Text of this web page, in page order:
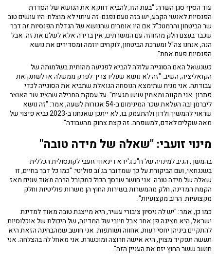
עוד הסיף סגן השרה: "בעת הזו, להביא דווקא את הנושא של הסדרת
הפנסיות לאנשי הקבע, יש בזה טעם נפגם. זה עיתוי לא מוצלח. היו עושים טוב
שר הביטחון והרמטכ"ל אם היו אומרים שהנושא של הגדלת הפנסיות זה דבר
שכבר בעצם חלק מהחוזה עם המשרתים, אין ברירה אלא לשלם את זה. אבל
הנה, אנחנו צה"ל ומערכת הביטחון, לוקחים יוזמה ומסדירים את נושא
הפנסיות פעם אחת".
כשנשאל האם הסוגייה עלולה להביא לפגיעה מהותית בשלמותה של
הקואליציה, השיב: "זה לא נושא שעליו צריך לפרק ממשלה או לשתק את
עבודתה. אני מניח שתימצא הנוסחה הגואלת שתביא את הסוגייה לכדי
פתרון. אני מקווה ומאמין שיש מגעים". על עסקת החבילה שהציג שר האוצר
ליברמן ובה העלאת שכר המינימום ב-54 אגורות לשעה, אמר: "זה נושא
שראוי להמשיך ולדון ולהתעמק בו, לא ייתכן שאנחנו ב-2023 נביא פיצוי של
מאה שקלים לאדם, למשפחה. זה קצת צחוק מהעבודה".
מינוי זועבי: "שאלה של מידה טובה"
בהמשך, הגיב למינויה של ח"כ ג'ידא רינאווי זועבי לקונסולית הכללית
בשנגחאי, ועם הביקורת על כך שמדובר בג'וב פוליטי: "כמו כל דבר בחיים, זו
שאלה של מידה טובה. אני חושב שבסך הכול כמקובל הרבה מאוד שנים מאז
הקמת המדינה, חלק מהמשרות בשירות החוץ הן משרות פוליטיות וחלק
מקצועיות. הרוב מקצועיות".
כמו כן, אמר: "יש לה ניסיון ציבורי עשיר, היא מייצגת טובה מאוד למדינת
ישראל, היא מציגה פן אחר אבל חיובי של המדינה, של היכולת של אוכלוסיות
להתקיים ביניהן יחסי רעות, אחווה ושותפות. אני חושב שמהבחינה הזאת היא
תעשה תפקיד מצוין, היא אישה חרוצה ומוכשרת. אני מאחל לה בהצלחה. אני
חושב ששר החוץ יזם את העניין הזה".